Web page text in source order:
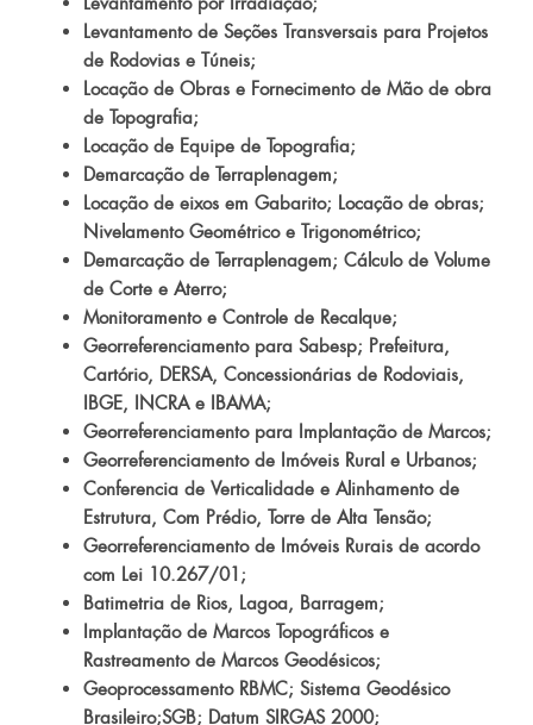
Levantamento de Seções Transversais para Projetos
de Rodovias e Túneis;
Locação de Obras e Fornecimento de Mão de obra
de Topografia;
Locação de Equipe de Topografia;
Demarcação de Terraplenagem;
Locação de eixos em Gabarito; Locação de obras;
Nivelamento Geométrico e Trigonométrico;
Demarcação de Terraplenagem; Cálculo de Volume
de Corte e Aterro;
Monitoramento e Controle de Recalque;
Georreferenciamento para Sabesp; Prefeitura,
Cartório, DERSA, Concessionárias de Rodoviais,
IBGE, INCRA e IBAMA;
Georreferenciamento para Implantação de Marcos;
Georreferenciamento de Imóveis Rural e Urbanos;
Conferencia de Verticalidade e Alinhamento de
Estrutura, Com Prédio, Torre de Alta Tensão;
Georreferenciamento de Imóveis Rurais de acordo
com Lei 10.267/01;
Batimetria de Rios, Lagoa, Barragem;
Implantação de Marcos Topográficos e
Rastreamento de Marcos Geodésicos;
Geoprocessamento RBMC; Sistema Geodésico
Brasileiro;SGB; Datum SIRGAS 2000;